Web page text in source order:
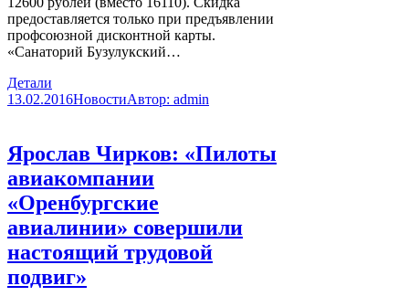
предоставляется только при предъявлении
профсоюзной дисконтной карты.
«Санаторий Бузулукский…
Детали
13.02.2016НовостиАвтор: admin
Ярослав Чирков: «Пилоты
авиакомпании
«Оренбургские
авиалинии» совершили
настоящий трудовой
подвиг»